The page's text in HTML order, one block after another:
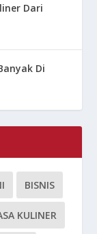
Dari
Di
BISNIS
KULINER